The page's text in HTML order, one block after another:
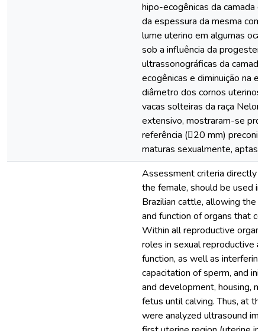
hipo-ecogênicas da camada
da espessura da mesma
lume uterino em algumas
sob a influência da
ultrassonográficas da
ecogênicas e diminuição na
diâmetro dos cornos uterinos
vacas solteiras da raça
extensivo, mostraram-se
referência (20 mm)
maturas sexualmente, aptas
Assessment criteria directly
the female, should be used
Brazilian cattle, allowing the
and function of organs that
Within all reproductive
roles in sexual reproductive
function, as well as
capacitation of sperm, and
and development, housing,
fetus until calving. Thus, at
were analyzed ultrasound